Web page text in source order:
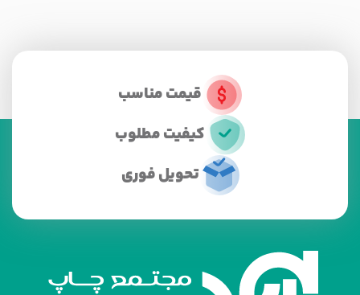
قیمت مناسب
کیفیت مطلوب
تحویل فوری